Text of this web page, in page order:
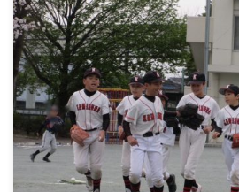
2024/04/06 1部三多摩大会vs小平ドリ